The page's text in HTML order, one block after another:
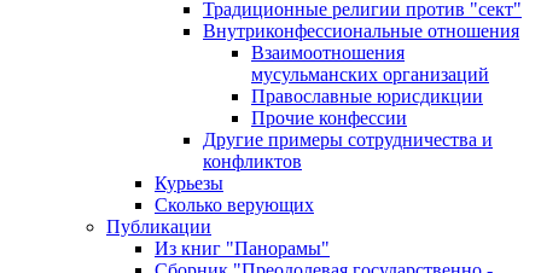
Традиционные религии против "сект"
Внутриконфессиональные отношения
Взаимоотношения
мусульманских организаций
Православные юрисдикции
Прочие конфессии
Другие примеры сотрудничества и
конфликтов
Курьезы
Сколько верующих
Публикации
Из книг "Панорамы"